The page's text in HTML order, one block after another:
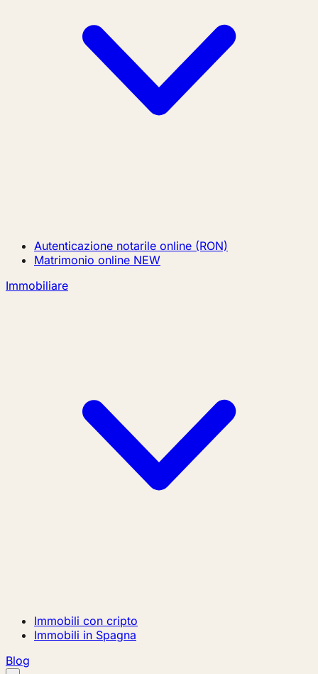
Autenticazione notarile online (RON)
Matrimonio online NEW
Immobiliare
Immobili con cripto
Immobili in Spagna
Blog